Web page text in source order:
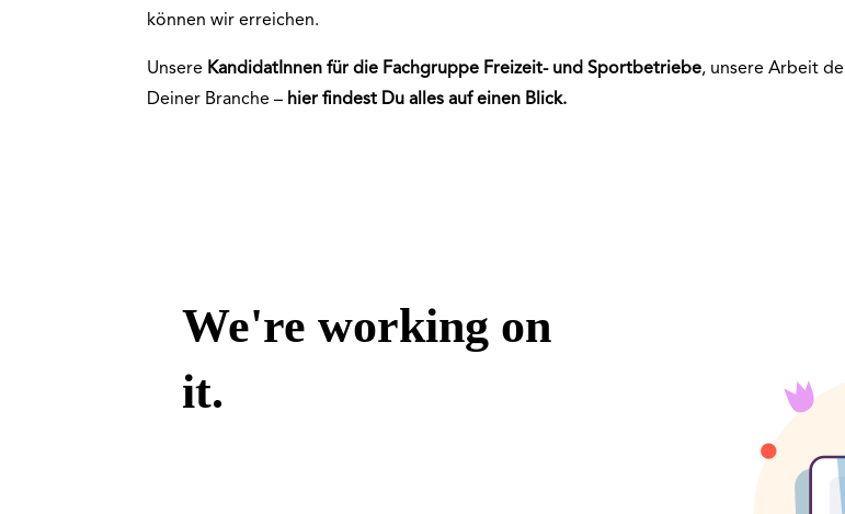
können wir erreichen.
Unsere KandidatInnen für die Fachgruppe Freizeit- und Sportbetriebe, unsere Arbeit
Deiner Branche – hier findest Du alles auf einen Blick.